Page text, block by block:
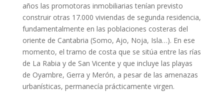
años las promotoras inmobiliarias tenían previsto
construir otras 17.000 viviendas de segunda residencia,
fundamentalmente en las poblaciones costeras del
oriente de Cantabria (Somo, Ajo, Noja, Isla…). En ese
momento, el tramo de costa que se sitúa entre las rías
de La Rabia y de San Vicente y que incluye las playas
de Oyambre, Gerra y Merón, a pesar de las amenazas
urbanísticas, permanecía prácticamente virgen.